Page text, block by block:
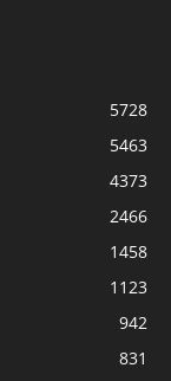
5728
5463
4373
2466
1458
1123
942
831